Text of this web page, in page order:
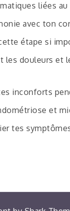
liées
avec ton
étape si
les douleurs
inconforts
et
tes